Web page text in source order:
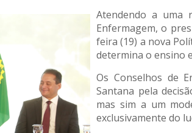
Atendendo a uma
Enfermagem, o
feira (19) a nova
determina o ensino
Os Conselhos de
Santana pela
mas sim a um
exclusivamente do